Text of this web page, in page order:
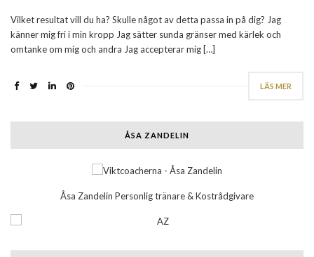
Vilket resultat vill du ha? Skulle något av detta passa in på dig? Jag
känner mig fri i min kropp Jag sätter sunda gränser med kärlek och
omtanke om mig och andra Jag accepterar mig […]
LÄS MER
ÅSA ZANDELIN
Åsa Zandelin Personlig tränare & Kostrådgivare